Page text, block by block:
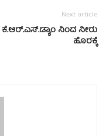
Next article
ಕೆ.ಆರ್.ಎಸ್.ಡ್ಯಾಂ ನಿಂದ ನೀರು
ಹೊರಕ್ಕೆ